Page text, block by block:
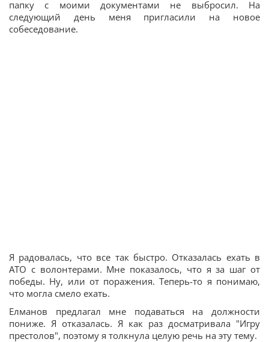
папку с моими документами не выбросил. На
следующий день меня пригласили на новое
собеседование.
Я радовалась, что все так быстро. Отказалась ехать в
АТО с волонтерами. Мне показалось, что я за шаг от
победы. Ну, или от поражения. Теперь-то я понимаю,
что могла смело ехать.
Елманов предлагал мне подаваться на должности
пониже. Я отказалась. Я как раз досматривала "Игру
престолов", поэтому я толкнула целую речь на эту тему.